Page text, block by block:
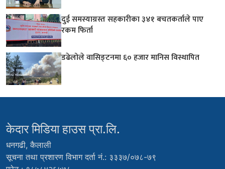
दुई समस्याग्रस्त सहकारीका ३४१ बचतकर्ताले पाए
रकम फिर्ता
डढेलोले वासिङ्टनमा ६० हजार मानिस विस्थापित
केदार मिडिया हाउस प्रा.लि.
धनगढी, कैलाली
सूचना तथा प्रशारण विभाग दर्ता नं.: ३३३७/०७८-७९